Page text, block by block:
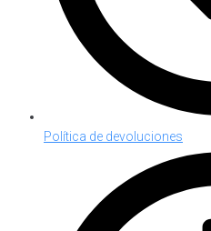
Política de devoluciones